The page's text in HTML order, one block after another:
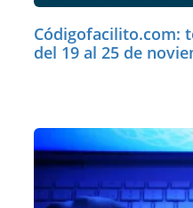
Códigofacilito.com:
del 19 al 25 de